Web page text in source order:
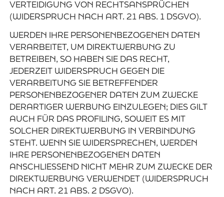
VERTEIDIGUNG VON RECHTSANSPRÜCHEN
(WIDERSPRUCH NACH ART. 21 ABS. 1 DSGVO).
WERDEN IHRE PERSONENBEZOGENEN DATEN
VERARBEITET, UM DIREKTWERBUNG ZU
BETREIBEN, SO HABEN SIE DAS RECHT,
JEDERZEIT WIDERSPRUCH GEGEN DIE
VERARBEITUNG SIE BETREFFENDER
PERSONENBEZOGENER DATEN ZUM ZWECKE
DERARTIGER WERBUNG EINZULEGEN; DIES GILT
AUCH FÜR DAS PROFILING, SOWEIT ES MIT
SOLCHER DIREKTWERBUNG IN VERBINDUNG
STEHT. WENN SIE WIDERSPRECHEN, WERDEN
IHRE PERSONENBEZOGENEN DATEN
ANSCHLIESSEND NICHT MEHR ZUM ZWECKE DER
DIREKTWERBUNG VERWENDET (WIDERSPRUCH
NACH ART. 21 ABS. 2 DSGVO).